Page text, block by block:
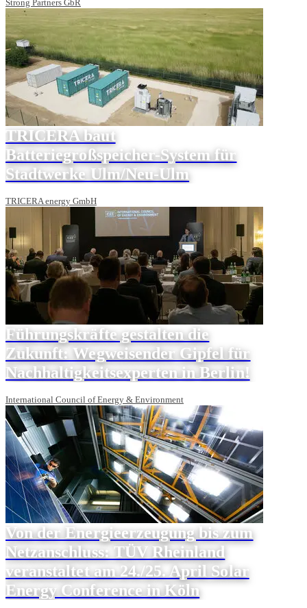
Strong Partners GbR
TRICERA baut
Batteriegroßspeicher-System für
Stadtwerke Ulm/Neu-Ulm
TRICERA energy GmbH
Führungskräfte gestalten die
Zukunft: Wegweisender Gipfel für
Nachhaltigkeitsexperten in Berlin!
International Council of Energy & Environment
Von der Energieerzeugung bis zum
Netzanschluss: TÜV Rheinland
veranstaltet am 24./25. April Solar
Energy Conference in Köln